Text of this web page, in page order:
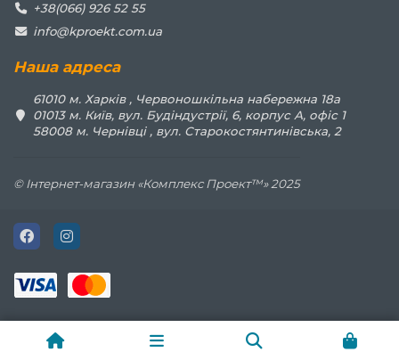
+38(066) 926 52 55
info@kproekt.com.ua
Наша адреса
61010 м. Харків , Червоношкільна набережна 18а
01013 м. Київ, вул. Будіндустрії, 6, корпус А, офіс 1
58008 м. Чернівці , вул. Старокостянтинівська, 2
© Інтернет-магазин «Комплекс Проект™» 2025